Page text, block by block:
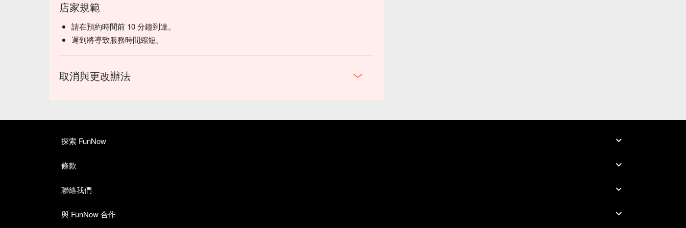
店家規範
請在預約時間前 10 分鐘到達。
遲到將導致服務時間縮短。
取消與更改辦法
探索 FunNow
條款
聯絡我們
與 FunNow 合作